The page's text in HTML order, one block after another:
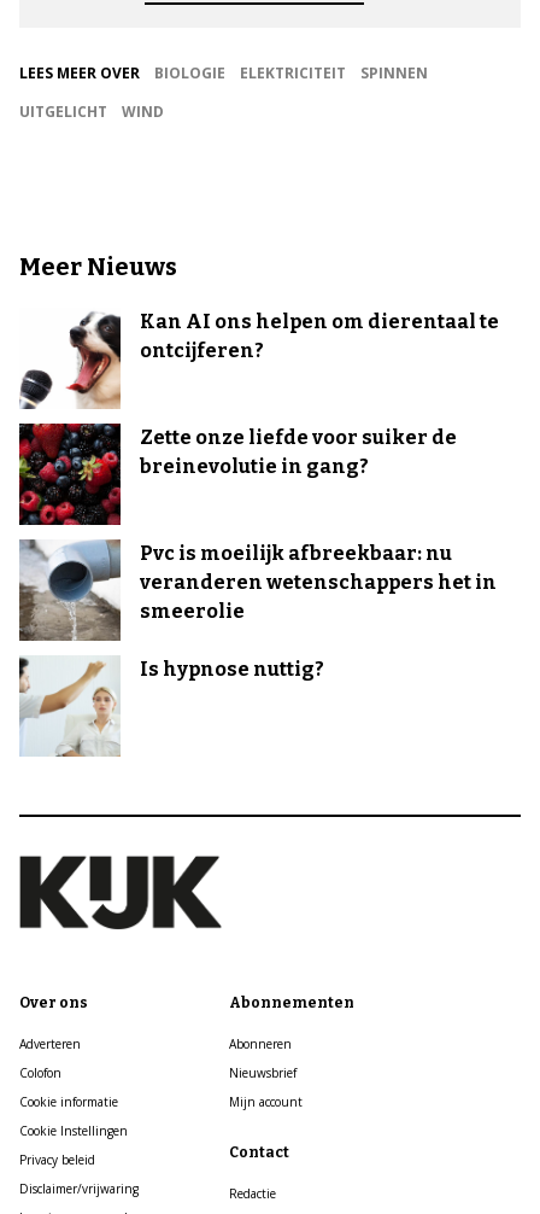
LEES MEER OVER BIOLOGIE ELEKTRICITEIT
SPINNEN
UITGELICHT
WIND
Meer Nieuws
Kan AI ons helpen om dierentaal te
ontcijferen?
Zette onze liefde voor suiker de
breinevolutie in gang?
Pvc is moeilijk afbreekbaar: nu
veranderen wetenschappers het in
smeerolie
Is hypnose nuttig?
Over ons
Adverteren
Colofon
Cookie informatie
Cookie Instellingen
Privacy beleid
Disclaimer/vrijwaring
Abonnementen
Abonneren
Nieuwsbrief
Mijn account
Contact
Redactie